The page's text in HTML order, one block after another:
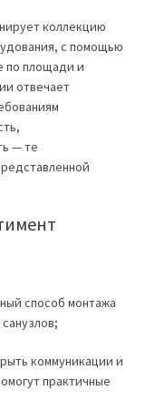
коллекцию
с помощью
по площади и
отвечает
— те
способ монтажа
коммуникации и
практичные